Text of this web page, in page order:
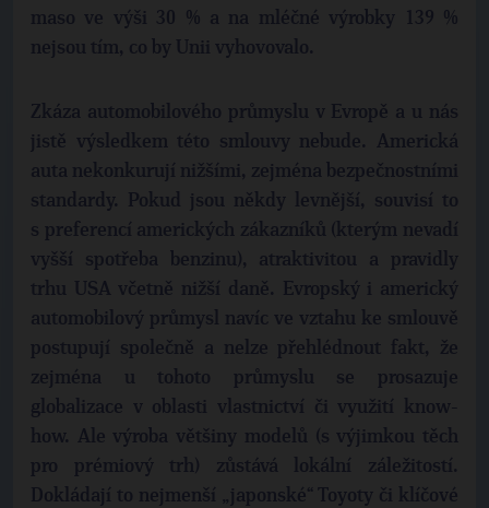
maso ve výši 30 % a na mléčné výrobky 139 %
nejsou tím, co by Unii vyhovovalo.
Zkáza automobilového průmyslu v Evropě a u nás
jistě výsledkem této smlouvy nebude. Americká
auta nekonkurují nižšími, zejména bezpečnostními
standardy. Pokud jsou někdy levnější, souvisí to
s preferencí amerických zákazníků (kterým nevadí
vyšší spotřeba benzinu), atraktivitou a pravidly
trhu USA včetně nižší daně. Evropský i americký
automobilový průmysl navíc ve vztahu ke smlouvě
postupují společně a nelze přehlédnout fakt, že
zejména u tohoto průmyslu se prosazuje
globalizace v oblasti vlastnictví či využití know-
how. Ale výroba většiny modelů (s výjimkou těch
pro prémiový trh) zůstává lokální záležitostí.
Dokládají to nejmenší „japonské“ Toyoty či klíčové